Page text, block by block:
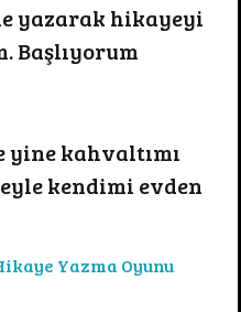
yazarak hikayeyi
Başlıyorum
yine kahvaltımı
kendimi evden
Yazma Oyunu